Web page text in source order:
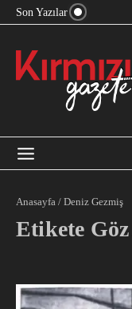
İçeriğe atla
Son Yazılar
“Mutlak
Anasayfa / Deniz Gezmiş
Etikete